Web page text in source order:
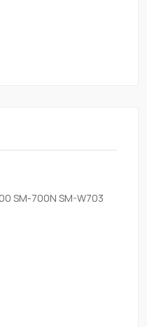
SM-700N SM-W703